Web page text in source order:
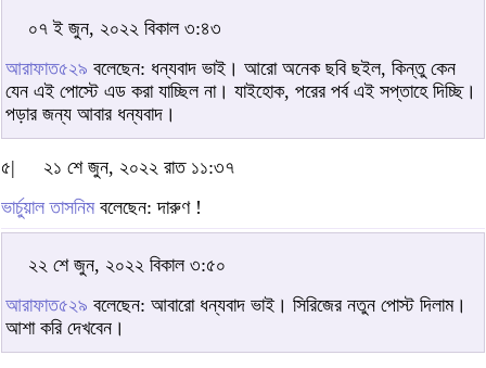
০৭ ই জুন, ২০২২ বিকাল ৩:৪৩
আরাফাত৫২৯ বলেছেন: ধন্যবাদ ভাই। আরো অনেক ছবি ছইল, কিন্তু কেন
যেন এই পোস্টে এড করা যাচ্ছিল না। যাইহোক, পরের পর্ব এই সপ্তাহে দিচ্ছি।
পড়ার জন্য আবার ধন্যবাদ।
৫|
২১ শে জুন, ২০২২ রাত ১১:৩৭
ভার্চুয়াল তাসনিমবলেছেন: দারুণ !
২২ শে জুন, ২০২২ বিকাল ৩:৫০
আরাফাত৫২৯ বলেছেন: আবারো ধন্যবাদ ভাই। সিরিজের নতুন পোস্ট দিলাম।
আশা করি দেখবেন।